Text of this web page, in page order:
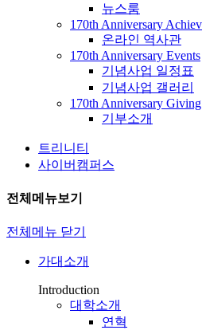
뉴스룸
170th Anniversary
온라인 역사관
170th Anniversary Events
기념사업 일정표
기념사업 갤러리
170th Anniversary
기부소개
트리니티
사이버캠퍼스
전체메뉴보기
전체메뉴 닫기
가대소개
Introduction
대학소개
연혁